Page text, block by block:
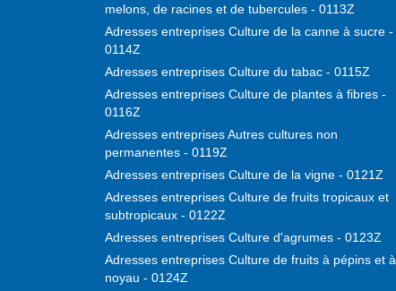
melons, de racines et de tubercules - 0113Z
Adresses entreprises Culture de la canne à sucre -
0114Z
Adresses entreprises Culture du tabac - 0115Z
Adresses entreprises Culture de plantes à fibres -
0116Z
Adresses entreprises Autres cultures non
permanentes - 0119Z
Adresses entreprises Culture de la vigne - 0121Z
Adresses entreprises Culture de fruits tropicaux et
subtropicaux - 0122Z
Adresses entreprises Culture d'agrumes - 0123Z
Adresses entreprises Culture de fruits à pépins et à
noyau - 0124Z